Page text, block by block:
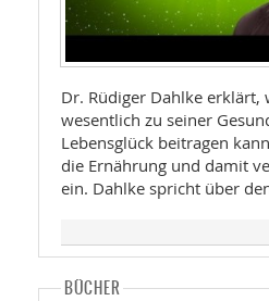
Dr. Rüdiger Dahlke erklärt,
wesentlich zu seiner
Lebensglück beitragen
die Ernährung und damit
ein. Dahlke spricht über
BÜCHER